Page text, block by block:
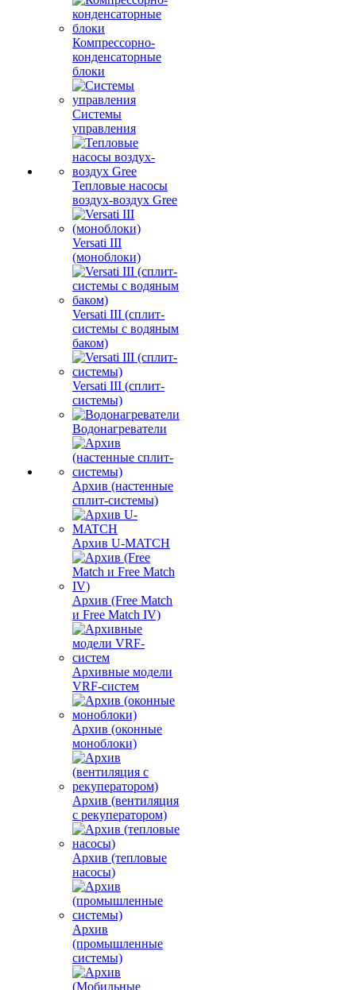
Компрессорно-
конденсаторные
блоки
Системы
управления
Тепловые насосы
воздух-воздух Gree
Versati III
(моноблоки)
Versati III (сплит-
системы с водяным
баком)
Versati III (сплит-
системы)
Водонагреватели
Архив (настенные
сплит-системы)
Архив U-MATCH
Архив (Free Match
и Free Match IV)
Архивные модели
VRF-систем
Архив (оконные
моноблоки)
Архив (вентиляция
с рекуператором)
Архив (тепловые
насосы)
Архив
(промышленные
системы)